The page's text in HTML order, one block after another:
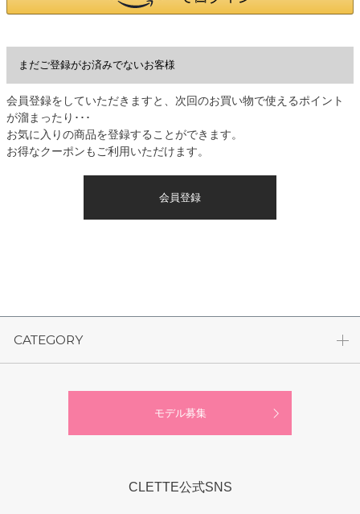
まだご登録がお済みでないお客様
会員登録をしていただきますと、次回のお買い物で使えるポイント
が溜まったり･･･
お気に入りの商品を登録することができます。
お得なクーポンもご利用いただけます。
会員登録
CATEGORY
モデル募集
CLETTE公式SNS